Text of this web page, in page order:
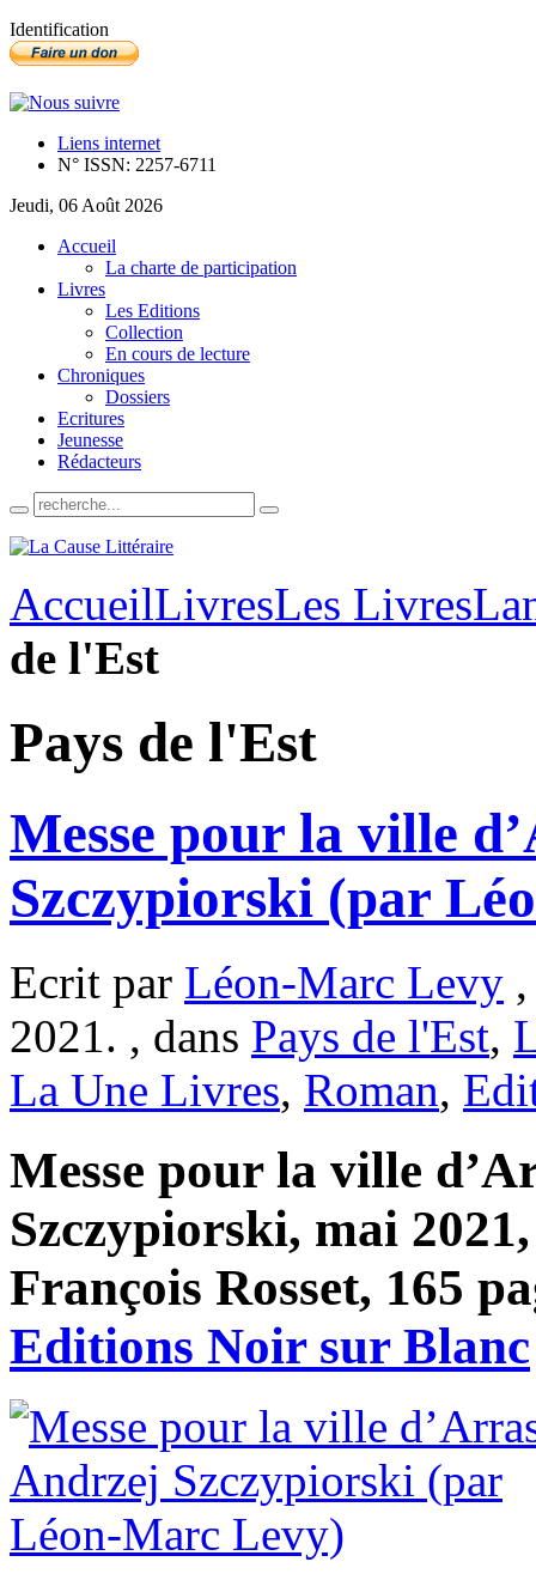
Identification
Liens internet
N° ISSN: 2257-6711
Jeudi, 06 Août 2026
Accueil
La charte de participation
Livres
Les Editions
Collection
En cours de lecture
Chroniques
Dossiers
Ecritures
Jeunesse
Rédacteurs
AccueilLivresLes Livres
de l'Est
Pays de l'Est
Messe pour la ville
Szczypiorski (par
Ecrit par Léon-Marc Levy
2021. , dans Pays de l'Est,
La Une Livres, Roman,
Messe pour la ville
Szczypiorski, mai
François Rosset, 165
Editions Noir sur Blanc